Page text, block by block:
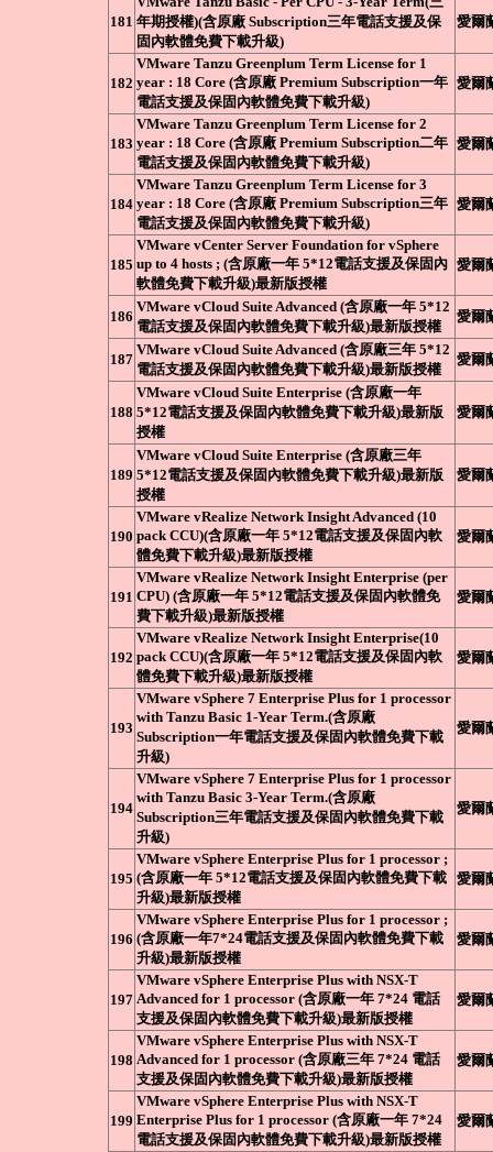
181 年期授權)(含原廠 Subscription三年電話支援及保
固內軟體免費下載升級)
愛爾
182
VMware Tanzu Greenplum Term License for 1
year : 18 Core (含原廠 Premium Subscription一年
電話支援及保固內軟體免費下載升級)
愛爾
183
VMware Tanzu Greenplum Term License for 2
year : 18 Core (含原廠 Premium Subscription二年
電話支援及保固內軟體免費下載升級)
愛爾
184
VMware Tanzu Greenplum Term License for 3
year : 18 Core (含原廠 Premium Subscription三年
電話支援及保固內軟體免費下載升級)
愛爾
185
VMware vCenter Server Foundation for vSphere
up to 4 hosts ; (含原廠一年 5*12電話支援及保固內
軟體免費下載升級)最新版授權
愛爾
186
VMware vCloud Suite Advanced (含原廠一年 5*12
電話支援及保固內軟體免費下載升級)最新版授權
愛爾
187
VMware vCloud Suite Advanced (含原廠三年 5*12
電話支援及保固內軟體免費下載升級)最新版授權
愛爾
188
VMware vCloud Suite Enterprise (含原廠一年
5*12電話支援及保固內軟體免費下載升級)最新版
授權
愛爾
189
VMware vCloud Suite Enterprise (含原廠三年
5*12電話支援及保固內軟體免費下載升級)最新版
授權
愛爾
190
VMware vRealize Network Insight Advanced (10
pack CCU)(含原廠一年 5*12電話支援及保固內軟
體免費下載升級)最新版授權
愛爾
191
VMware vRealize Network Insight Enterprise (per
CPU) (含原廠一年 5*12電話支援及保固內軟體免
費下載升級)最新版授權
愛爾
192
VMware vRealize Network Insight Enterprise(10
pack CCU)(含原廠一年 5*12電話支援及保固內軟
體免費下載升級)最新版授權
愛爾
193
VMware vSphere 7 Enterprise Plus for 1 processor
with Tanzu Basic 1-Year Term.(含原廠
Subscription一年電話支援及保固內軟體免費下載
升級)
愛爾
194
VMware vSphere 7 Enterprise Plus for 1 processor
with Tanzu Basic 3-Year Term.(含原廠
Subscription三年電話支援及保固內軟體免費下載
升級)
愛爾
195
VMware vSphere Enterprise Plus for 1 processor ;
(含原廠一年 5*12電話支援及保固內軟體免費下載
升級)最新版授權
愛爾
196
VMware vSphere Enterprise Plus for 1 processor ;
(含原廠一年7*24電話支援及保固內軟體免費下載
升級)最新版授權
愛爾
197
VMware vSphere Enterprise Plus with NSX-T
Advanced for 1 processor (含原廠一年 7*24 電話
支援及保固內軟體免費下載升級)最新版授權
愛爾
198
VMware vSphere Enterprise Plus with NSX-T
Advanced for 1 processor (含原廠三年 7*24 電話
支援及保固內軟體免費下載升級)最新版授權
愛爾
199
VMware vSphere Enterprise Plus with NSX-T
Enterprise Plus for 1 processor (含原廠一年 7*24
電話支援及保固內軟體免費下載升級)最新版授權
愛爾